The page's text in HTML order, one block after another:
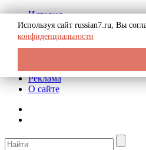
История
Биография
Криминал
СССР
Реклама
О сайте
Используя сайт russian7.ru, Вы
конфиденциальности